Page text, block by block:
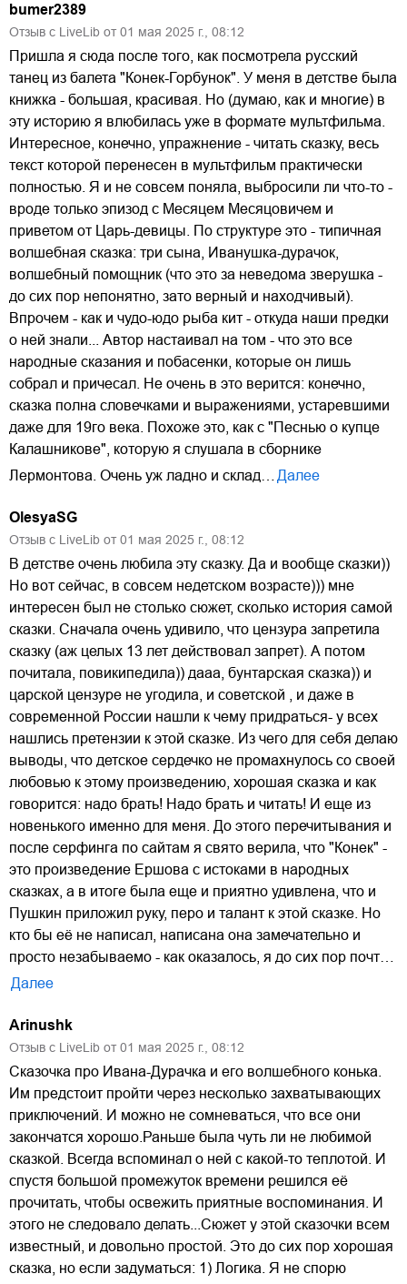
bumer2389
Отзыв с LiveLib от 01 мая 2025 г., 08:12
Пришла я сюда после того, как посмотрела русский
танец из балета "Конек-Горбунок". У меня в детстве была
книжка - большая, красивая. Но (думаю, как и многие) в
эту историю я влюбилась уже в формате мультфильма.
Интересное, конечно, упражнение - читать сказку, весь
текст которой перенесен в мультфильм практически
полностью. Я и не совсем поняла, выбросили ли что-то -
вроде только эпизод с Месяцем Месяцовичем и
приветом от Царь-девицы. По структуре это - типичная
волшебная сказка: три сына, Иванушка-дурачок,
волшебный помощник (что это за неведома зверушка -
до сих пор непонятно, зато верный и находчивый).
Впрочем - как и чудо-юдо рыба кит - откуда наши предки
о ней знали... Автор настаивал на том - что это все
народные сказания и побасенки, которые он лишь
собрал и причесал. Не очень в это верится: конечно,
сказка полна словечками и выражениями, устаревшими
даже для 19го века. Похоже это, как с "Песнью о купце
Калашникове", которую я слушала в сборнике
Лермонтова. Очень уж ладно и склад…
Далее
OlesyaSG
Отзыв с LiveLib от 01 мая 2025 г., 08:12
В детстве очень любила эту сказку. Да и вообще сказки))
Но вот сейчас, в совсем недетском возрасте))) мне
интересен был не столько сюжет, сколько история самой
сказки. Сначала очень удивило, что цензура запретила
сказку (аж целых 13 лет действовал запрет). А потом
почитала, повикипедила)) дааа, бунтарская сказка)) и
царской цензуре не угодила, и советской , и даже в
современной России нашли к чему придраться- у всех
нашлись претензии к этой сказке. Из чего для себя делаю
выводы, что детское сердечко не промахнулось со своей
любовью к этому произведению, хорошая сказка и как
говорится: надо брать! Надо брать и читать! И еще из
новенького именно для меня. До этого перечитывания и
после серфинга по сайтам я свято верила, что "Конек" -
это произведение Ершова с истоками в народных
сказках, а в итоге была еще и приятно удивлена, что и
Пушкин приложил руку, перо и талант к этой сказке. Но
кто бы её не написал, написана она замечательно и
просто незабываемо - как оказалось, я до сих пор почт…
Далее
Arinushk
Отзыв с LiveLib от 01 мая 2025 г., 08:12
Сказочка про Ивана-Дурачка и его волшебного конька.
Им предстоит пройти через несколько захватывающих
приключений. И можно не сомневаться, что все они
закончатся хорошо.Раньше была чуть ли не любимой
сказкой. Всегда вспоминал о ней с какой-то теплотой. И
спустя большой промежуток времени решился её
прочитать, чтобы освежить приятные воспоминания. И
этого не следовало делать...Сюжет у этой сказочки всем
известный, и довольно простой. Это до сих пор хорошая
сказка, но если задуматься: 1) Логика. Я не спорю